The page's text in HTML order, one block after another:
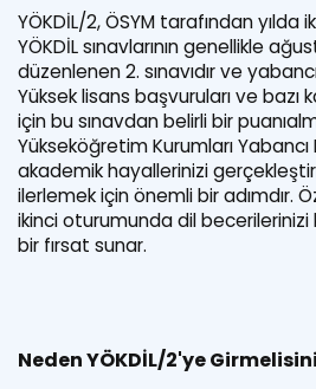
Kampanyalar
Blog
İngilizce Gramer
YÖKDİL/2, ÖSYM tarafından yılda
YÖKDİL sınavlarının genellikle
düzenlenen 2. sınavıdır ve
Yüksek lisans başvuruları ve bazı
için bu sınavdan belirli bir
Yükseköğretim Kurumları Yabancı
akademik hayallerinizi
ilerlemek için önemli bir adımdır.
ikinci oturumunda dil becerilerinizi
bir fırsat sunar.
Neden YÖKDİL/2'ye